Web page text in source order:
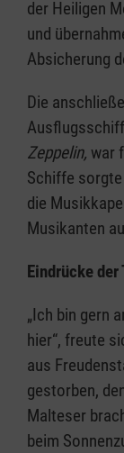
der Heiligen
und
Absicherung
Die
Zeppelin, war
Schiffe
die
Musikanten
Eindrücke der
„Ich bin gern
hier“, freute
aus
gestorben,
Malteser
beim